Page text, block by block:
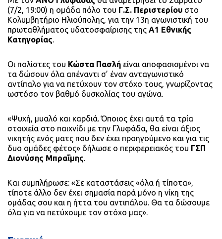
(7/2, 19:00) η ομάδα πόλο του Γ.Σ. Περιστερίου στο
Κολυμβητήριο Ηλιούπολης, για την 13η αγωνιστική του
πρωταθλήματος υδατοσφαίρισης της Α1 Εθνικής
Κατηγορίας.
Οι πολίστες του Κώστα Πασλή είναι αποφασισμένοι να
τα δώσουν όλα απέναντι σ’ έναν ανταγωνιστικό
αντίπαλο για να πετύχουν τον στόχο τους, γνωρίζοντας
ωστόσο τον βαθμό δυσκολίας του αγώνα.
«Ψυχή, μυαλό και καρδιά. Όποιος έχει αυτά τα τρία
στοιχεία στο παιχνίδι με την Γλυφάδα, θα είναι άξιος
νικητής ενός ματς που δεν έχει προηγούμενο και για τις
δυο ομάδες φέτος» δήλωσε ο περιφερειακός του ΓΣΠ
Διονύσης Μπραΐμης.
Και συμπλήρωσε: «Σε καταστάσεις «όλα ή τίποτα»,
τίποτε άλλο δεν έχει σημασία παρά μόνο η νίκη της
ομάδας σου και η ήττα του αντιπάλου. Θα τα δώσουμε
όλα για να πετύχουμε τον στόχο μας».